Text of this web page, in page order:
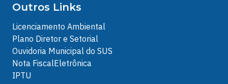
Outros Links
Licenciamento Ambiental
Plano Diretor e Setorial
Ouvidoria Municipal do SUS
Nota FiscalEletrônica
IPTU